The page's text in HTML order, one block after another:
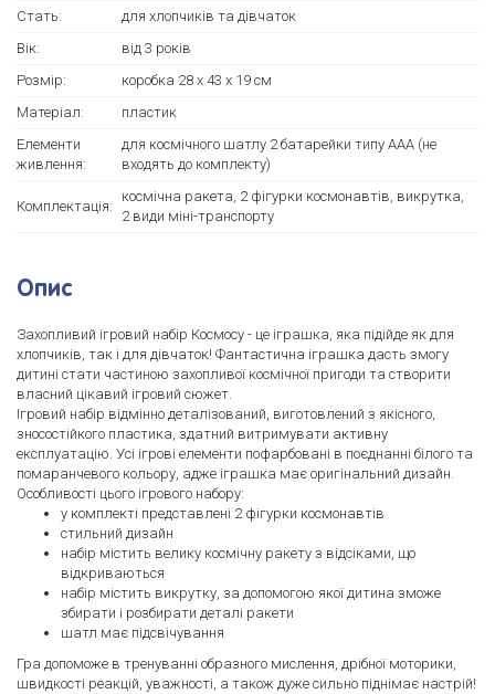
Стать:
для хлопчиків та дівчаток
Вік:
від 3 років
Розмір:
коробка 28 х 43 х 19 см
Матеріал:
пластик
Елементи
живлення:
для космічного шатлу 2 батарейки типу ААА (не
входять до комплекту)
Комплектація:
космічна ракета, 2 фігурки космонавтів, викрутка,
2 види міні-транспорту
Опис
Захопливий ігровий набір Космосу - це іграшка, яка підійде як для
хлопчиків, так і для дівчаток! Фантастична іграшка дасть змогу
дитині стати частиною захопливої космічної пригоди та створити
власний цікавий ігровий сюжет.
Ігровий набір відмінно деталізований, виготовлений з якісного,
зносостійкого пластика, здатний витримувати активну
експлуатацію. Усі ігрові елементи пофарбовані в поєднанні білого та
помаранчевого кольору, адже іграшка має оригінальний дизайн.
Особливості цього ігрового набору:
у комплекті представлені 2 фігурки космонавтів
стильний дизайн
набір містить велику космічну ракету з відсіками, що
відкриваються
набір містить викрутку, за допомогою якої дитина зможе
збирати і розбирати деталі ракети
шатл має підсвічування
Гра допоможе в тренуванні образного мислення, дрібної моторики,
швидкості реакцій, уважності, а також дуже сильно піднімає настрій!